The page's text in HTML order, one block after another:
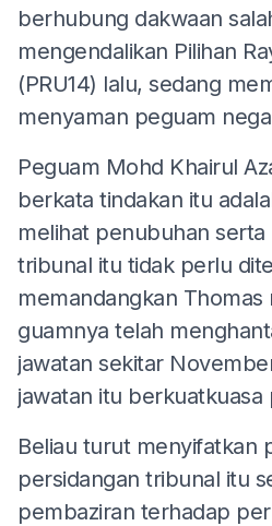
berhubung dakwaan
mengendalikan Pilihan
(PRU14) lalu, sedang
menyaman peguam
Peguam Mohd Khairul
berkata tindakan itu
melihat penubuhan serta
tribunal itu tidak perlu
memandangkan Thomas
guamnya telah
jawatan sekitar
jawatan itu berkuatkuasa
Beliau turut menyifatkan
persidangan tribunal itu
pembaziran terhadap